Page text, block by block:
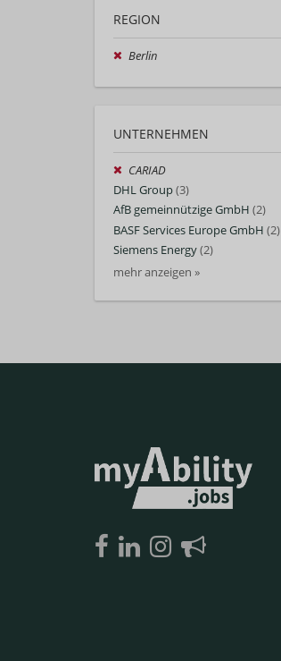
REGION
Berlin
UNTERNEHMEN
CARIAD
DHL Group(3)
AfB gemeinnützige GmbH (2)
BASF Services Europe GmbH (2)
Siemens Energy(2)
mehr anzeigen »